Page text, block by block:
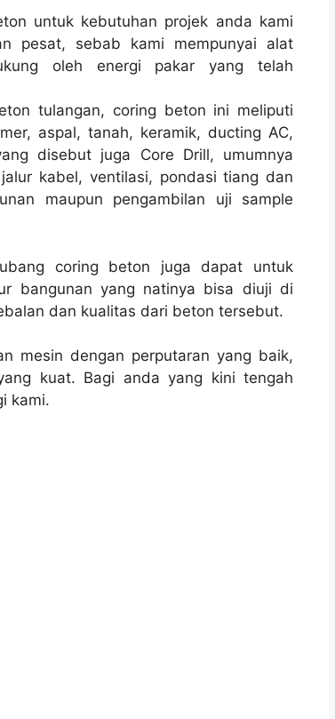
untuk kebutuhan projek anda kami
pesat, sebab kami mempunyai alat
oleh energi pakar yang telah
tulangan, coring beton ini meliputi
aspal, tanah, keramik, ducting AC,
disebut juga Core Drill, umumnya
kabel, ventilasi, pondasi tiang dan
maupun pengambilan uji sample
coring beton juga dapat untuk
bangunan yang natinya bisa diuji di
dan kualitas dari beton tersebut.
mesin dengan perputaran yang baik,
kuat. Bagi anda yang kini tengah
kami.